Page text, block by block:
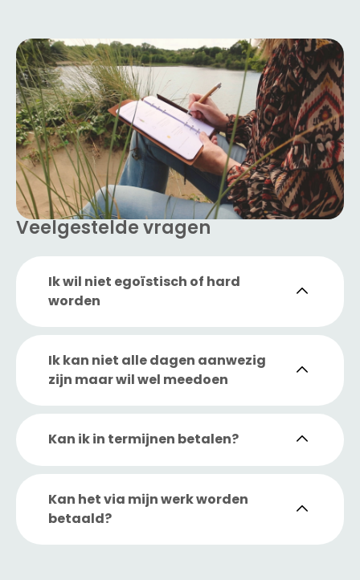
Veelgestelde vragen
Ik wil niet egoïstisch of hard
worden
Ik kan niet alle dagen aanwezig
zijn maar wil wel meedoen
Kan ik in termijnen betalen?
Kan het via mijn werk worden
betaald?